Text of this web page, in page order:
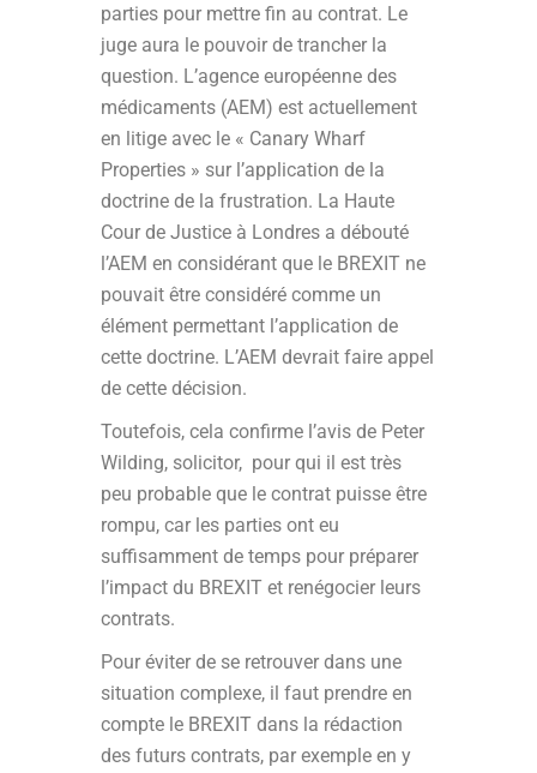
parties pour mettre fin au contrat. Le
juge aura le pouvoir de trancher la
question. L’agence européenne des
médicaments (AEM) est actuellement
en litige avec le « Canary Wharf
Properties » sur l’application de la
doctrine de la frustration. La Haute
Cour de Justice à Londres a débouté
l’AEM en considérant que le BREXIT ne
pouvait être considéré comme un
élément permettant l’application de
cette doctrine. L’AEM devrait faire appel
de cette décision.
Toutefois, cela confirme l’avis de Peter
Wilding, solicitor, pour qui il est très
peu probable que le contrat puisse être
rompu, car les parties ont eu
suffisamment de temps pour préparer
l’impact du BREXIT et renégocier leurs
contrats.
Pour éviter de se retrouver dans une
situation complexe, il faut prendre en
compte le BREXIT dans la rédaction
des futurs contrats, par exemple en y